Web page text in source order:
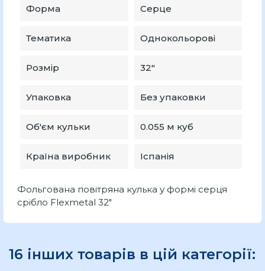
Форма
Серце
Тематика Однокольорові
Розмір 32″
Упаковка Без упаковки
Об'єм кульки 0.055 м куб
Країна виробник Іспанія
Фольгована повітряна кулька у формі серця
срібло Flexmetal 32"
16 інших товарів в цій категорії: